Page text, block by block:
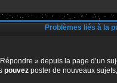
Problèmes liés à la
» depuis la page d’un
pouvez poster de nouveaux